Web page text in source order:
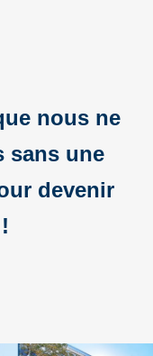
nous ne
sans une
devenir